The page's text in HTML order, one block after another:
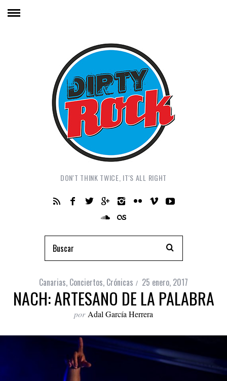
DON'T THINK TWICE, IT'S ALL RIGHT
Canarias, Conciertos, Crónicas 25 enero, 2017
NACH: ARTESANO DE LA PALABRA
por Adal García Herrera